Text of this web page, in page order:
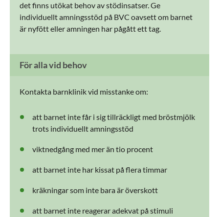
det finns utökat behov av stödinsatser. Ge
individuellt amningsstöd på BVC oavsett om barnet
är nyfött eller amningen har pågått ett tag.
För alla vid behov
Kontakta barnklinik vid misstanke om:
att barnet inte får i sig tillräckligt med bröstmjölk
trots individuellt amningsstöd
viktnedgång med mer än tio procent
att barnet inte har kissat på flera timmar
kräkningar som inte bara är överskott
att barnet inte reagerar adekvat på stimuli